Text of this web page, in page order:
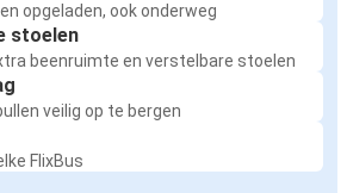
opgeladen, ook onderweg
stoelen
beenruimte en verstelbare stoelen
veilig op te bergen
FlixBus